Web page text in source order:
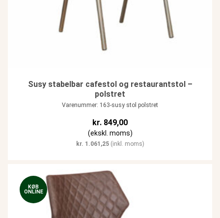
Susy stabelbar cafestol og restaurantstol –
polstret
Varenummer: 163-susy stol polstret
kr. 849,00
(ekskl. moms)
kr. 1.061,25(inkl. moms)
KØB
ONLINE